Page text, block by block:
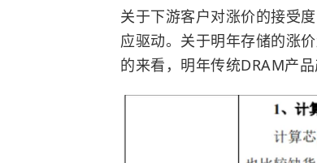
关于下游客户对涨价的接受
应驱动。关于明年存储的涨
的来看，明年传统DRAM产